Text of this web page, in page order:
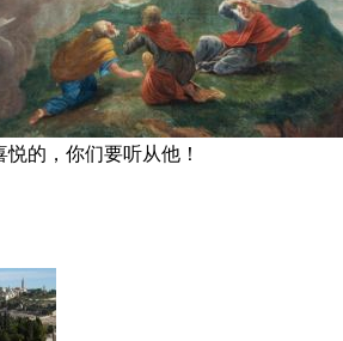
的，你们要听从他！